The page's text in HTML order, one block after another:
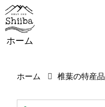
ホーム
ホーム 椎葉の特産品